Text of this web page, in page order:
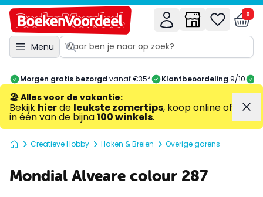
Menu
0
Morgen gratis bezorgd vanaf €35* Klantbeoordeling 9/10
🏖️ Alles voor de vakantie:
Bekijk hierde leukste zomertips, koop online of
in één van de bijna100 winkels.
Creatieve Hobby Haken & Breien Overige garens
Mondial Alveare colour 287